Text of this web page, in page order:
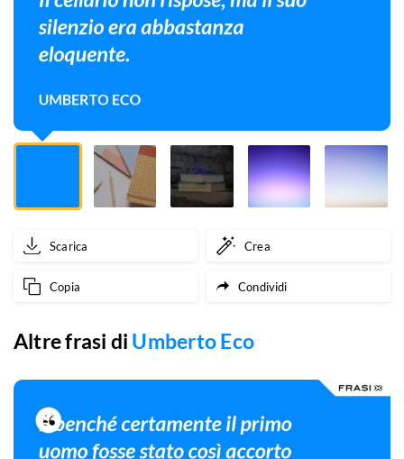
silenzio
era
abbastanza
eloquente.
Scarica Crea
Copia Condividi
Altre frasi di Umberto Eco